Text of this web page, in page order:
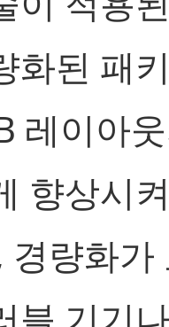
화된 패
레이아
향상시
경량화가